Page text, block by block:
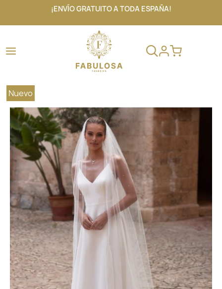
¡ENVÍO GRATUITO A TODA ESPAÑA!
Nuevo